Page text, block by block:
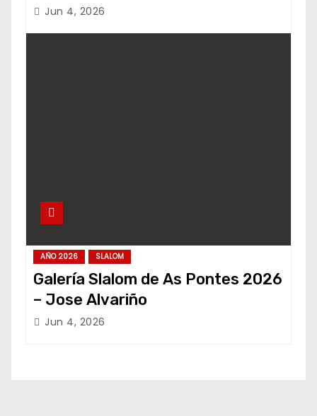
Jun 4, 2026
AÑO 2026 SLALOM
Galería Slalom de As Pontes 2026
– Jose Alvariño
Jun 4, 2026